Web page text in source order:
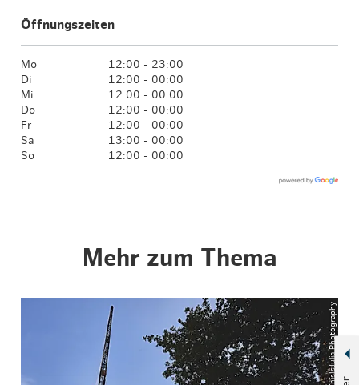
Öffnungszeiten
Mo
12:00 - 23:00
Di
12:00 - 00:00
Mi
12:00 - 00:00
Do
12:00 - 00:00
Fr
12:00 - 00:00
Sa
13:00 - 00:00
So
12:00 - 00:00
Mehr zum Thema
© ThisIsJulia Photography